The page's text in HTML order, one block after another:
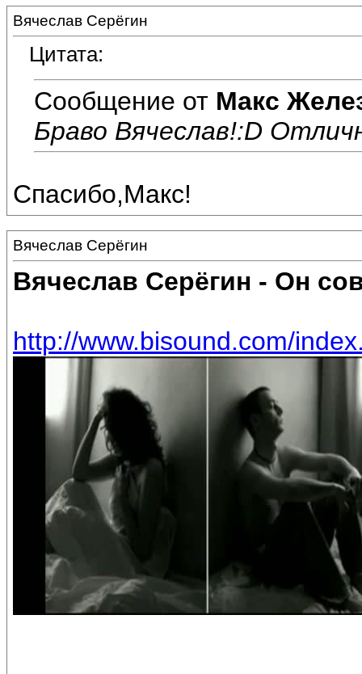
Вячеслав Серёгин
Цитата:
Сообщение от Макс
Браво Вячеслав!:D
Спасибо,Макс!
Вячеслав Серёгин
Вячеслав Серёгин - Он
http://www.bisound.com/